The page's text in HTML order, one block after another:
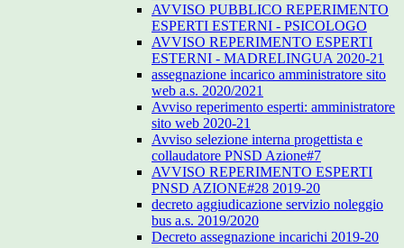
AVVISO PUBBLICO REPERIMENTO
ESPERTI ESTERNI - PSICOLOGO
AVVISO REPERIMENTO ESPERTI
ESTERNI - MADRELINGUA 2020-21
assegnazione incarico amministratore sito
web a.s. 2020/2021
Avviso reperimento esperti: amministratore
sito web 2020-21
Avviso selezione interna progettista e
collaudatore PNSD Azione#7
AVVISO REPERIMENTO ESPERTI
PNSD AZIONE#28 2019-20
decreto aggiudicazione servizio noleggio
bus a.s. 2019/2020
Decreto assegnazione incarichi 2019-20